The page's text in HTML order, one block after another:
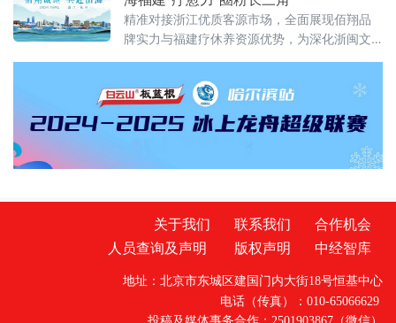
施
精准对接浙江优质客源市场，全面展现佰翔品
牌实力与福建疗休养资源优势，为深化浙闽文
推介会上，佰翔携福建区域10家酒店集中亮
相，发布专属疗休养
关于我们 联系我们
合作机会
人员查询及声明
版权声明 中经智库
地址：北京市东城区建国门内大街18号恒基中心
电话（传真）：010-65066629